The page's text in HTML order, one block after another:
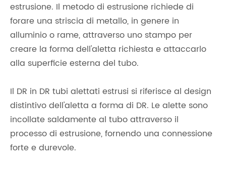
estrusione. Il metodo di estrusione richiede di
forare una striscia di metallo, in genere in
alluminio o rame, attraverso uno stampo per
creare la forma dell'aletta richiesta e attaccarlo
alla superficie esterna del tubo.
Il DR in DR tubi alettati estrusi si riferisce al design
distintivo dell'aletta a forma di DR. Le alette sono
incollate saldamente al tubo attraverso il
processo di estrusione, fornendo una connessione
forte e durevole.